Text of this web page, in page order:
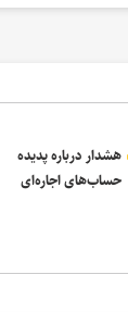
هشدار درباره پدیده
حساب‌های اجاره‌ای